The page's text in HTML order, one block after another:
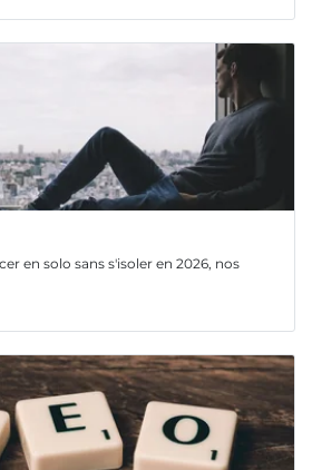
en solo sans s'isoler en 2026, nos